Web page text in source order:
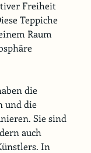
Freiheit
Teppiche
Raum
die
und die
Sie sind
auch
In